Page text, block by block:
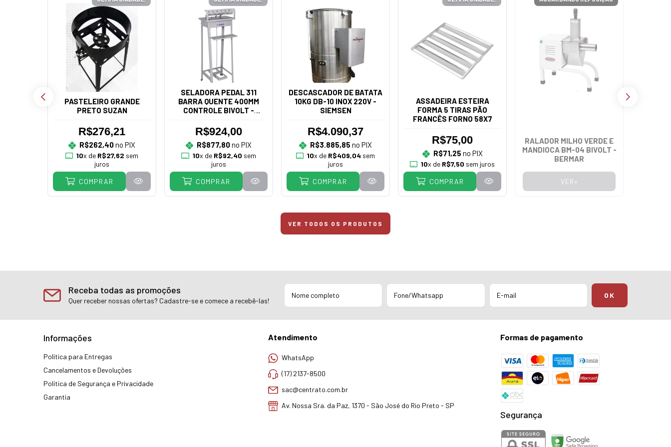
PASTELEIRO GRANDE
PRETO SUZAN
R$276,21
R$262,40no PIX
10x de R$27,62 sem
juros
COMPRAR
SELADORA PEDAL 311
BARRA QUENTE 400MM
CONTROLE BIVOLT -
R$924,00
R$877,80no PIX
10x de R$92,40 sem
juros
COMPRAR
DESCASCADOR DE BATATA
10KG DB-10 INOX 220V -
SIEMSEN
R$4.090,37
R$3.885,85 no PIX
10x de R$409,04 sem
juros
COMPRAR
ASSADEIRA ESTEIRA
FORMA 5 TIRAS PÃO
FRANCÊS FORNO 58X7
R$75,00
R$71,25 no PIX
10x de R$7,50 sem juros
COMPRAR
RALADOR MILHO VERDE E
MANDIOCA BM-04 BIVOLT -
BERMAR
VER+
VER TODOS OS PRODUTOS
Receba todas as promoções
Quer receber nossas ofertas? Cadastre-se e comece a recebê-las!
Informações
Política para Entregas
Cancelamentos e Devoluções
Política de Segurança e Privacidade
Garantia
Atendimento
WhatsApp
(17) 2137-8500
sac@centrato.com.br
Av. Nossa Sra. da Paz, 1370 - São José do Rio Preto - SP
Formas de pagamento
Segurança